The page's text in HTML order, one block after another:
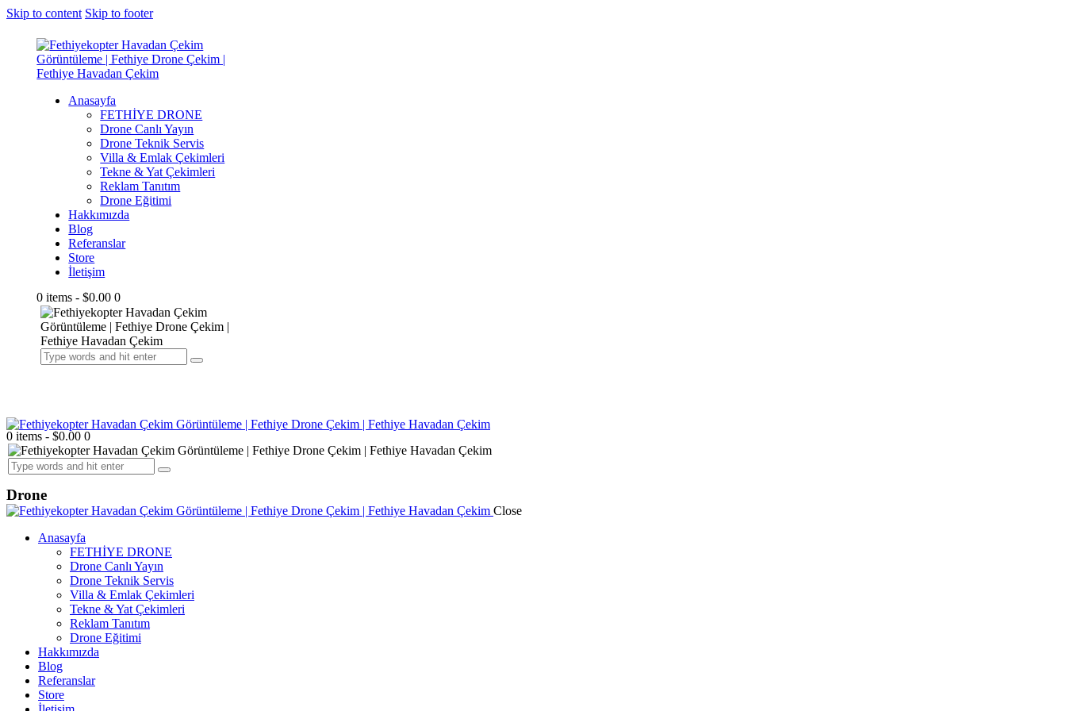
Skip to content Skip to footer
Anasayfa
FETHİYE DRONE
Drone Canlı Yayın
Drone Teknik Servis
Villa & Emlak Çekimleri
Tekne & Yat Çekimleri
Reklam Tanıtım
Drone Eğitimi
Hakkımızda
Blog
Referanslar
Store
İletişim
0 items -$0.00 0
0 items - $0.00 0
Drone
Close
Anasayfa
FETHİYE DRONE
Drone Canlı Yayın
Drone Teknik Servis
Villa & Emlak Çekimleri
Tekne & Yat Çekimleri
Reklam Tanıtım
Drone Eğitimi
Hakkımızda
Blog
Referanslar
Store